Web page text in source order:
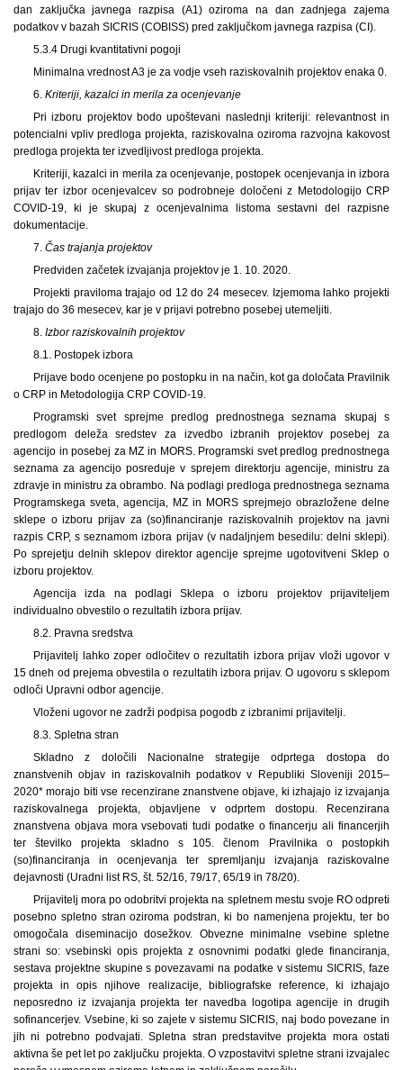
dan zaključka javnega razpisa (A1) oziroma na dan zadnjega zajema
podatkov v bazah SICRIS (COBISS) pred zaključkom javnega razpisa (CI).
5.3.4 Drugi kvantitativni pogoji
Minimalna vrednost A3 je za vodje vseh raziskovalnih projektov enaka 0.
6. Kriteriji, kazalci in merila za ocenjevanje
Pri izboru projektov bodo upoštevani naslednji kriteriji: relevantnost in
potencialni vpliv predloga projekta, raziskovalna oziroma razvojna kakovost
predloga projekta ter izvedljivost predloga projekta.
Kriteriji, kazalci in merila za ocenjevanje, postopek ocenjevanja in izbora
prijav ter izbor ocenjevalcev so podrobneje določeni z Metodologijo CRP
COVID-19, ki je skupaj z ocenjevalnima listoma sestavni del razpisne
dokumentacije.
7. Čas trajanja projektov
Predviden začetek izvajanja projektov je 1. 10. 2020.
Projekti praviloma trajajo od 12 do 24 mesecev. Izjemoma lahko projekti
trajajo do 36 mesecev, kar je v prijavi potrebno posebej utemeljiti.
8. Izbor raziskovalnih projektov
8.1. Postopek izbora
Prijave bodo ocenjene po postopku in na način, kot ga določata Pravilnik
o CRP in Metodologija CRP COVID-19.
Programski svet sprejme predlog prednostnega seznama skupaj s
predlogom deleža sredstev za izvedbo izbranih projektov posebej za
agencijo in posebej za MZ in MORS. Programski svet predlog prednostnega
seznama za agencijo posreduje v sprejem direktorju agencije, ministru za
zdravje in ministru za obrambo. Na podlagi predloga prednostnega seznama
Programskega sveta, agencija, MZ in MORS sprejmejo obrazložene delne
sklepe o izboru prijav za (so)financiranje raziskovalnih projektov na javni
razpis CRP, s seznamom izbora prijav (v nadaljnjem besedilu: delni sklepi).
Po sprejetju delnih sklepov direktor agencije sprejme ugotovitveni Sklep o
izboru projektov.
Agencija izda na podlagi Sklepa o izboru projektov prijaviteljem
individualno obvestilo o rezultatih izbora prijav.
8.2. Pravna sredstva
Prijavitelj lahko zoper odločitev o rezultatih izbora prijav vloži ugovor v
15 dneh od prejema obvestila o rezultatih izbora prijav. O ugovoru s sklepom
odloči Upravni odbor agencije.
Vloženi ugovor ne zadrži podpisa pogodb z izbranimi prijavitelji.
8.3. Spletna stran
Skladno z določili Nacionalne strategije odprtega dostopa do
znanstvenih objav in raziskovalnih podatkov v Republiki Sloveniji 2015–
2020* morajo biti vse recenzirane znanstvene objave, ki izhajajo iz izvajanja
raziskovalnega projekta, objavljene v odprtem dostopu. Recenzirana
znanstvena objava mora vsebovati tudi podatke o financerju ali financerjih
ter številko projekta skladno s 105. členom Pravilnika o postopkih
(so)financiranja in ocenjevanja ter spremljanju izvajanja raziskovalne
dejavnosti (Uradni list RS, št. 52/16, 79/17, 65/19 in 78/20).
Prijavitelj mora po odobritvi projekta na spletnem mestu svoje RO odpreti
posebno spletno stran oziroma podstran, ki bo namenjena projektu, ter bo
omogočala diseminacijo dosežkov. Obvezne minimalne vsebine spletne
strani so: vsebinski opis projekta z osnovnimi podatki glede financiranja,
sestava projektne skupine s povezavami na podatke v sistemu SICRIS, faze
projekta in opis njihove realizacije, bibliografske reference, ki izhajajo
neposredno iz izvajanja projekta ter navedba logotipa agencije in drugih
sofinancerjev. Vsebine, ki so zajete v sistemu SICRIS, naj bodo povezane in
jih ni potrebno podvajati. Spletna stran predstavitve projekta mora ostati
aktivna še pet let po zaključku projekta. O vzpostavitvi spletne strani izvajalec